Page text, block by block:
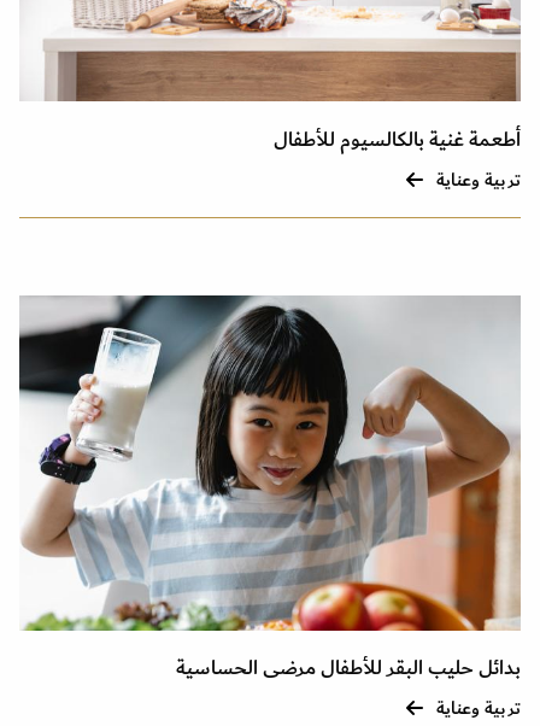
أطعمة غنية بالكالسيوم للأطفال
تربية وعناية
بدائل حليب البقر للأطفال مرضى الحساسية
تربية وعناية